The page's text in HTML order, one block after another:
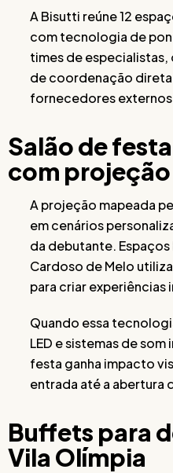
A Bisutti reúne 12
com tecnologia de
times de especialistas,
de coordenação
fornecedores
Salão de
com
A projeção mapeada
em cenários
da debutante.
Cardoso de Melo
para criar experiências
Quando essa
LED e sistemas de
festa ganha impacto
entrada até a abertura
Buffets para
Vila Olímpia